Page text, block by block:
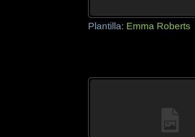
Plantilla: Emma Roberts